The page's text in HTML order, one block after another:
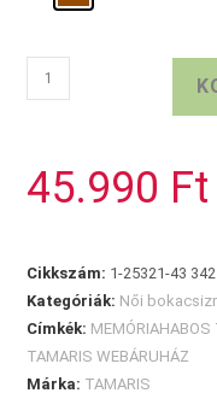
TAMARIS
sötétbarna
45.990 Ft
Cikkszám: 1-25321-43
Kategóriák: Női
Címkék: MEMÓRIAHABOS
TAMARIS WEBÁRUHÁZ
Márka: TAMARIS